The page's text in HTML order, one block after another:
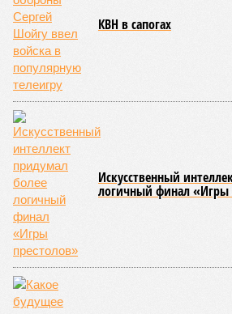
КВН в сапогах
Искусственный
логичный финал «Игры